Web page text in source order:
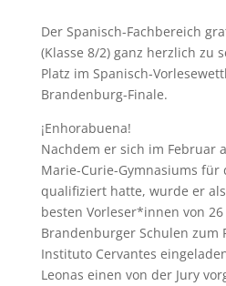
Der Spanisch-Fachbereich
(Klasse 8/2) ganz herzlich zu
Platz im Spanisch-
Brandenburg-Finale.
¡Enhorabuena!
Nachdem er sich im Februar
Marie-Curie-Gymnasiums für
qualifiziert hatte, wurde er
besten Vorleser*innen von
Brandenburger Schulen zum
Instituto Cervantes
Leonas einen von der Jury